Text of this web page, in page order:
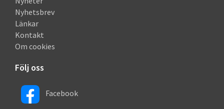
Nyhetsbrev
Länkar
Kontakt
Om cookies
Följ oss
Facebook